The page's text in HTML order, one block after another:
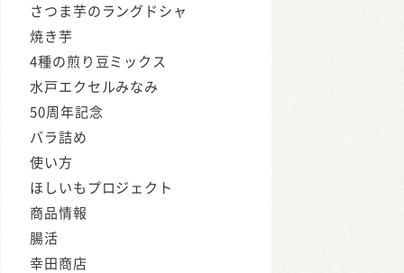
さつま芋のラングドシャ
焼き芋
4種の煎り豆ミックス
水戸エクセルみなみ
50周年記念
バラ詰め
使い方
ほしいもプロジェクト
商品情報
腸活
幸田商店